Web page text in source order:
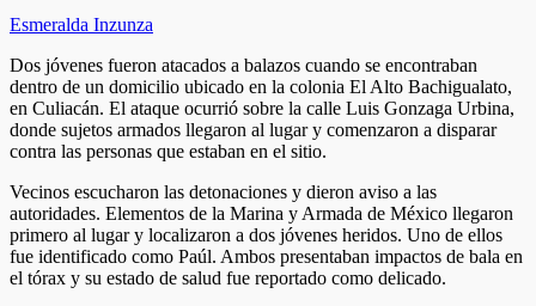
Esmeralda Inzunza
Dos jóvenes fueron atacados a balazos cuando se encontraban
dentro de un domicilio ubicado en la colonia El Alto Bachigualato,
en Culiacán. El ataque ocurrió sobre la calle Luis Gonzaga Urbina,
donde sujetos armados llegaron al lugar y comenzaron a disparar
contra las personas que estaban en el sitio.
Vecinos escucharon las detonaciones y dieron aviso a las
autoridades. Elementos de la Marina y Armada de México llegaron
primero al lugar y localizaron a dos jóvenes heridos. Uno de ellos
fue identificado como Paúl. Ambos presentaban impactos de bala en
el tórax y su estado de salud fue reportado como delicado.